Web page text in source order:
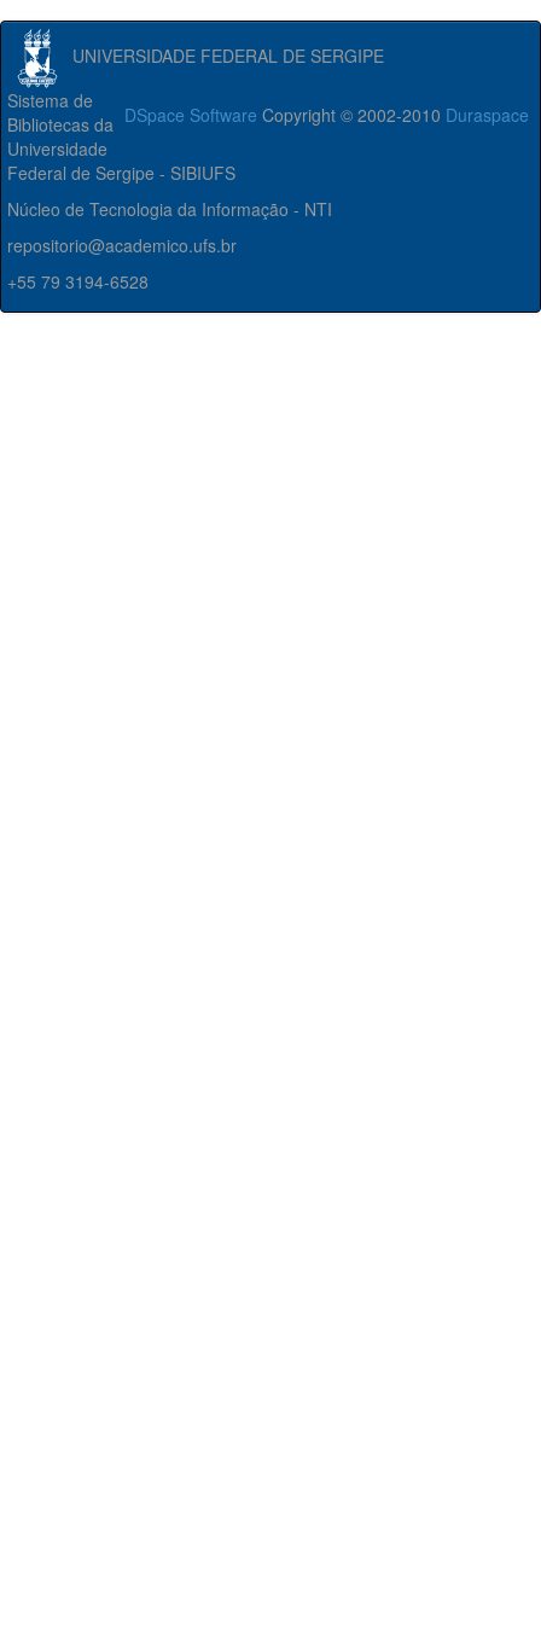
UNIVERSIDADE FEDERAL DE SERGIPE
DSpace Software Copyright © 2002-2010 Duraspace
Sistema de
Bibliotecas da
Universidade
Federal de Sergipe - SIBIUFS
Núcleo de Tecnologia da Informação - NTI
repositorio@academico.ufs.br
+55 79 3194-6528